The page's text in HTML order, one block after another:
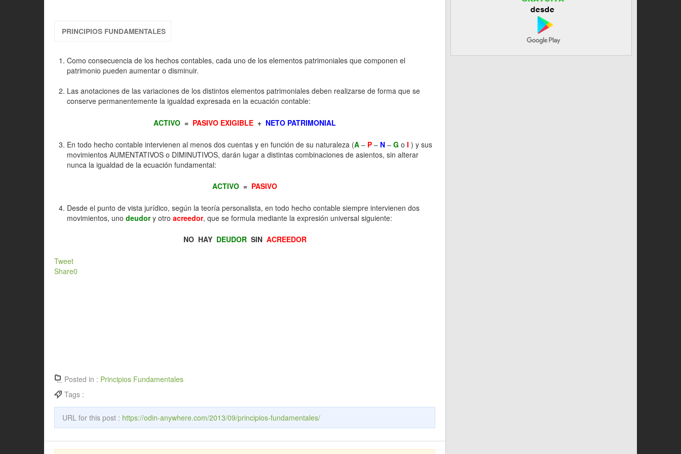
PRINCIPIOS FUNDAMENTALES
Como consecuencia de los hechos contables, cada uno de los elementos patrimoniales que componen el
patrimonio pueden aumentar o disminuir.
Las anotaciones de las variaciones de los distintos elementos patrimoniales deben realizarse de forma que se
conserve permanentemente la igualdad expresada en la ecuación contable:
ACTIVO = PASIVO EXIGIBLE + NETO PATRIMONIAL
En todo hecho contable intervienen al menos dos cuentas y en función de su naturaleza (A – P – N – G o I ) y sus
movimientos AUMENTATIVOS o DIMINUTIVOS, darán lugar a distintas combinaciones de asientos, sin alterar
nunca la igualdad de la ecuación fundamental:
ACTIVO = PASIVO
Desde el punto de vista jurídico, según la teoría personalista, en todo hecho contable siempre intervienen dos
movimientos, uno deudory otro acreedor, que se formula mediante la expresión universal siguiente:
NO HAY DEUDORSIN ACREEDOR
Tweet
Share0
Posted in : Principios Fundamentales
Tags :
URL for this post : https://odin-anywhere.com/2013/09/principios-fundamentales/